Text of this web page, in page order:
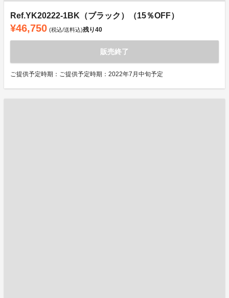
Ref.YK20222-1BK（ブラック）（15％OFF）
¥46,750 (税込/送料込)残り40
販売終了
ご提供予定時期：ご提供予定時期：2022年7月中旬予定